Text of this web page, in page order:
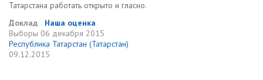
Татарстана работать открыто и гласно.
Доклад
Наша оценка
Выборы 06 декабря 2015
Республика Татарстан (Татарстан)
09.12.2015